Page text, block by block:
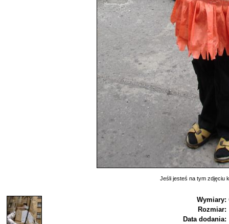
Jeśli jesteś na tym zdjęciu
Wymiary:
Rozmiar:
Data dodania: